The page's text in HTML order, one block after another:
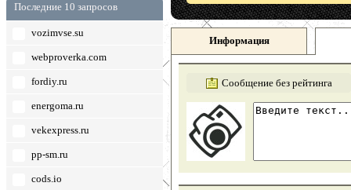
Последние 10 запросов
vozimvse.su
webproverka.com
fordiy.ru
energoma.ru
vekexpress.ru
pp-sm.ru
cods.io
Информация
Сообщение без рейтинга